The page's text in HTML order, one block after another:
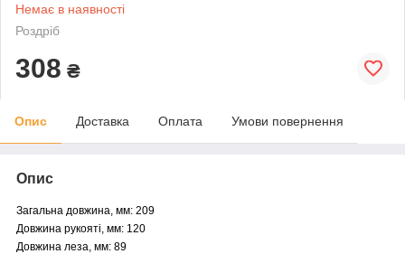
Немає в наявності
Роздріб
308 ₴
Опис Доставка Оплата Умови повернення
Опис
Загальна довжина, мм: 209
Довжина рукояті, мм: 120
Довжина леза, мм: 89